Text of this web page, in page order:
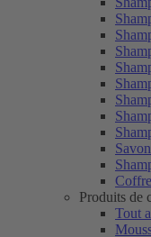
Produits de
Tout